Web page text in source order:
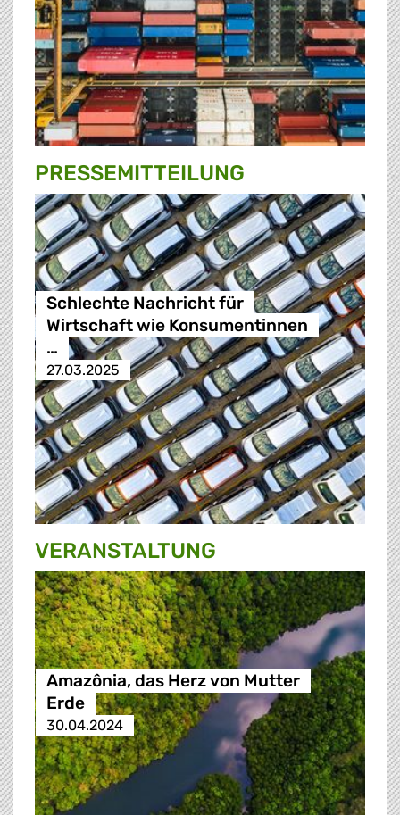
PRESSE­MITTEILUNG
Schlechte Nachricht für
Wirtschaft wie Konsumentinnen
…
27.03.2025
VERANSTALTUNG
Amazônia, das Herz von Mutter
Erde
30.04.2024